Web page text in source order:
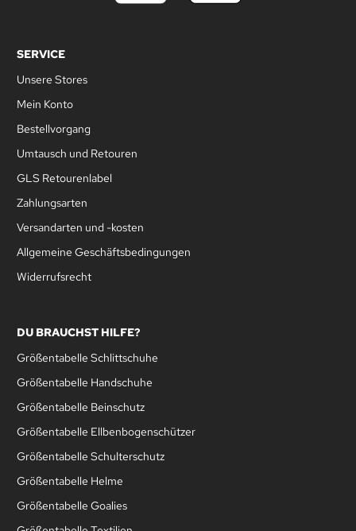
SERVICE
Unsere Stores
Mein Konto
Bestellvorgang
Umtausch und Retouren
GLS Retourenlabel
Zahlungsarten
Versandarten und -kosten
Allgemeine Geschäftsbedingungen
Widerrufsrecht
DU BRAUCHST HILFE?
Größentabelle Schlittschuhe
Größentabelle Handschuhe
Größentabelle Beinschutz
Größentabelle Ellbenbogenschützer
Größentabelle Schulterschutz
Größentabelle Helme
Größentabelle Goalies